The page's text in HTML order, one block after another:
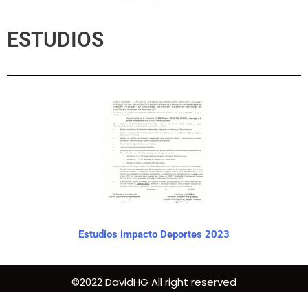
ESTUDIOS
Estudios impacto Deportes 2023
©2022 DavidHG All right reserved